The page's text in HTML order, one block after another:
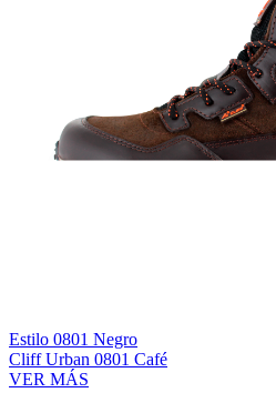
Estilo 0801 Negro
Cliff Urban 0801 Café
VER MÁS